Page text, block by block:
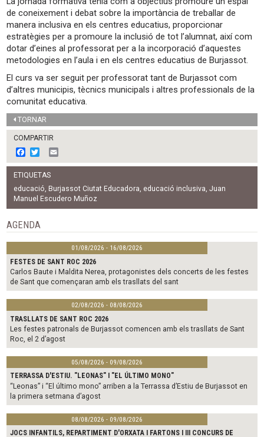
de coneixement i debat sobre la importància de treballar de
manera inclusiva en els centres educatius, proporcionar
estratègies per a promoure la inclusió de tot l’alumnat, així com
dotar d’eines al professorat per a la incorporació d’aquestes
metodologies en l’aula i en els centres educatius de Burjassot.
El curs va ser seguit per professorat tant de Burjassot com
d’altres municipis, tècnics municipals i altres professionals de la
comunitat educativa.
TORNAR
COMPARTIR
F
a
c
e
b
o
o
w
i
t
t
e
r
m
l
ETIQUETAS
educació, Burjassot Ciutat Educadora, educació inclusiva,Juan
Manuel Escudero Muñoz
AGENDA
01/08/2026 - 16/08/2026
FESTES DE SANT ROC 2026
Carlos Baute i Maldita Nerea, protagonistes dels concerts de les festes
de Sant que començaran amb els trasllats del sant
02/08/2026 - 08/08/2026
TRASLLATS DE SANT ROC 2026
Les festes patronals de Burjassot comencen amb els trasllats de Sant
Roc, el 2 d’agost
05/08/2026 - 09/08/2026
TERRASSA D'ESTIU. "LEONAS" I "EL ÚLTIMO MONO"
“Leonas” i “El último mono” arriben a la Terrassa d’Estiu de Burjassot en
la primera setmana d’agost
08/08/2026 - 09/08/2026
JOCS INFANTILS, REPARTIMENT D'ORXATA I FARTONS I III CONCURS DE